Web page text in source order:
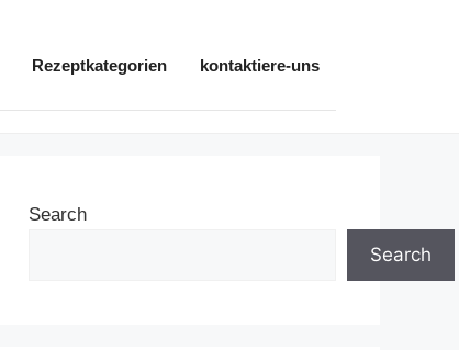
Rezeptkategorien kontaktiere-uns
Search
Search